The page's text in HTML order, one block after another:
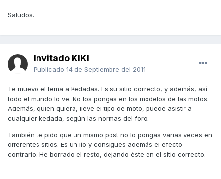
Saludos.
Invitado KIKI
Publicado 14 de Septiembre del 2011
Te muevo el tema a Kedadas. Es su sitio correcto, y además, así
todo el mundo lo ve. No los pongas en los modelos de las motos.
Además, quien quiera, lleve el tipo de moto, puede asistir a
cualquier kedada, según las normas del foro.
También te pido que un mismo post no lo pongas varias veces en
diferentes sitios. Es un lío y consigues además el efecto
contrario. He borrado el resto, dejando éste en el sitio correcto.